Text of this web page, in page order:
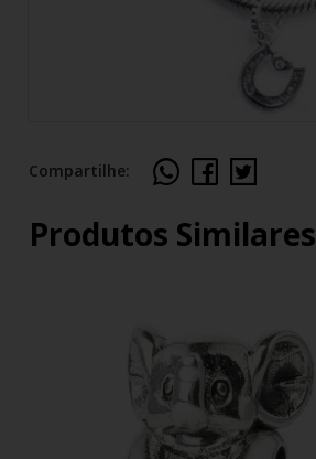
Compartilhe:
Produtos Similares